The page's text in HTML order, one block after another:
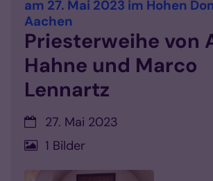
am 27. Mai 2023 im Hohen
Aachen
Priesterweihe von
Hahne und Marco
Lennartz
Datum:27. Mai 2023
1 Bilder